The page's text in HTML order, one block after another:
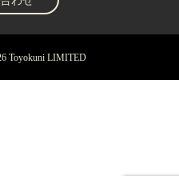
Toyokuni LIMITED